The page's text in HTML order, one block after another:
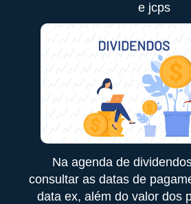
e jcps
Na agenda de
consultar as datas de
data ex, além do valor dos